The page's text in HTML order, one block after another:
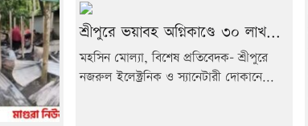
শ্রীপুরে ভয়াবহ অগ্নিকাণ্ডে ৩০ লাখ...
মহসিন মোল্যা, বিশেষ প্রতিবেদক- শ্রীপুরে
নজরুল ইলেক্ট্রনিক ও স্যানেটারী দোকানে...